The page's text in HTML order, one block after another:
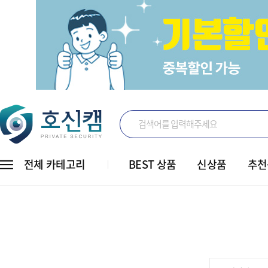
전체 카테고리 BEST 상품 신상품 추